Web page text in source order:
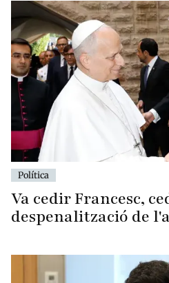
Política
Va cedir Francesc,
despenalització de